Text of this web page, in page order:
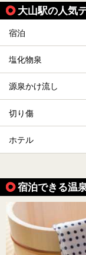
大山駅の人気
宿泊
塩化物泉
源泉かけ流し
切り傷
ホテル
宿泊できる温